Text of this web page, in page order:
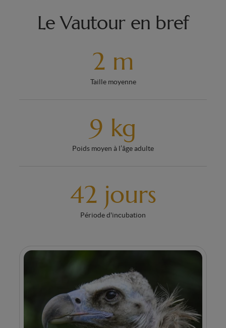
Le Vautour en bref
2 m
Taille moyenne
9 kg
Poids moyen à l’âge adulte
42 jours
Période d'incubation